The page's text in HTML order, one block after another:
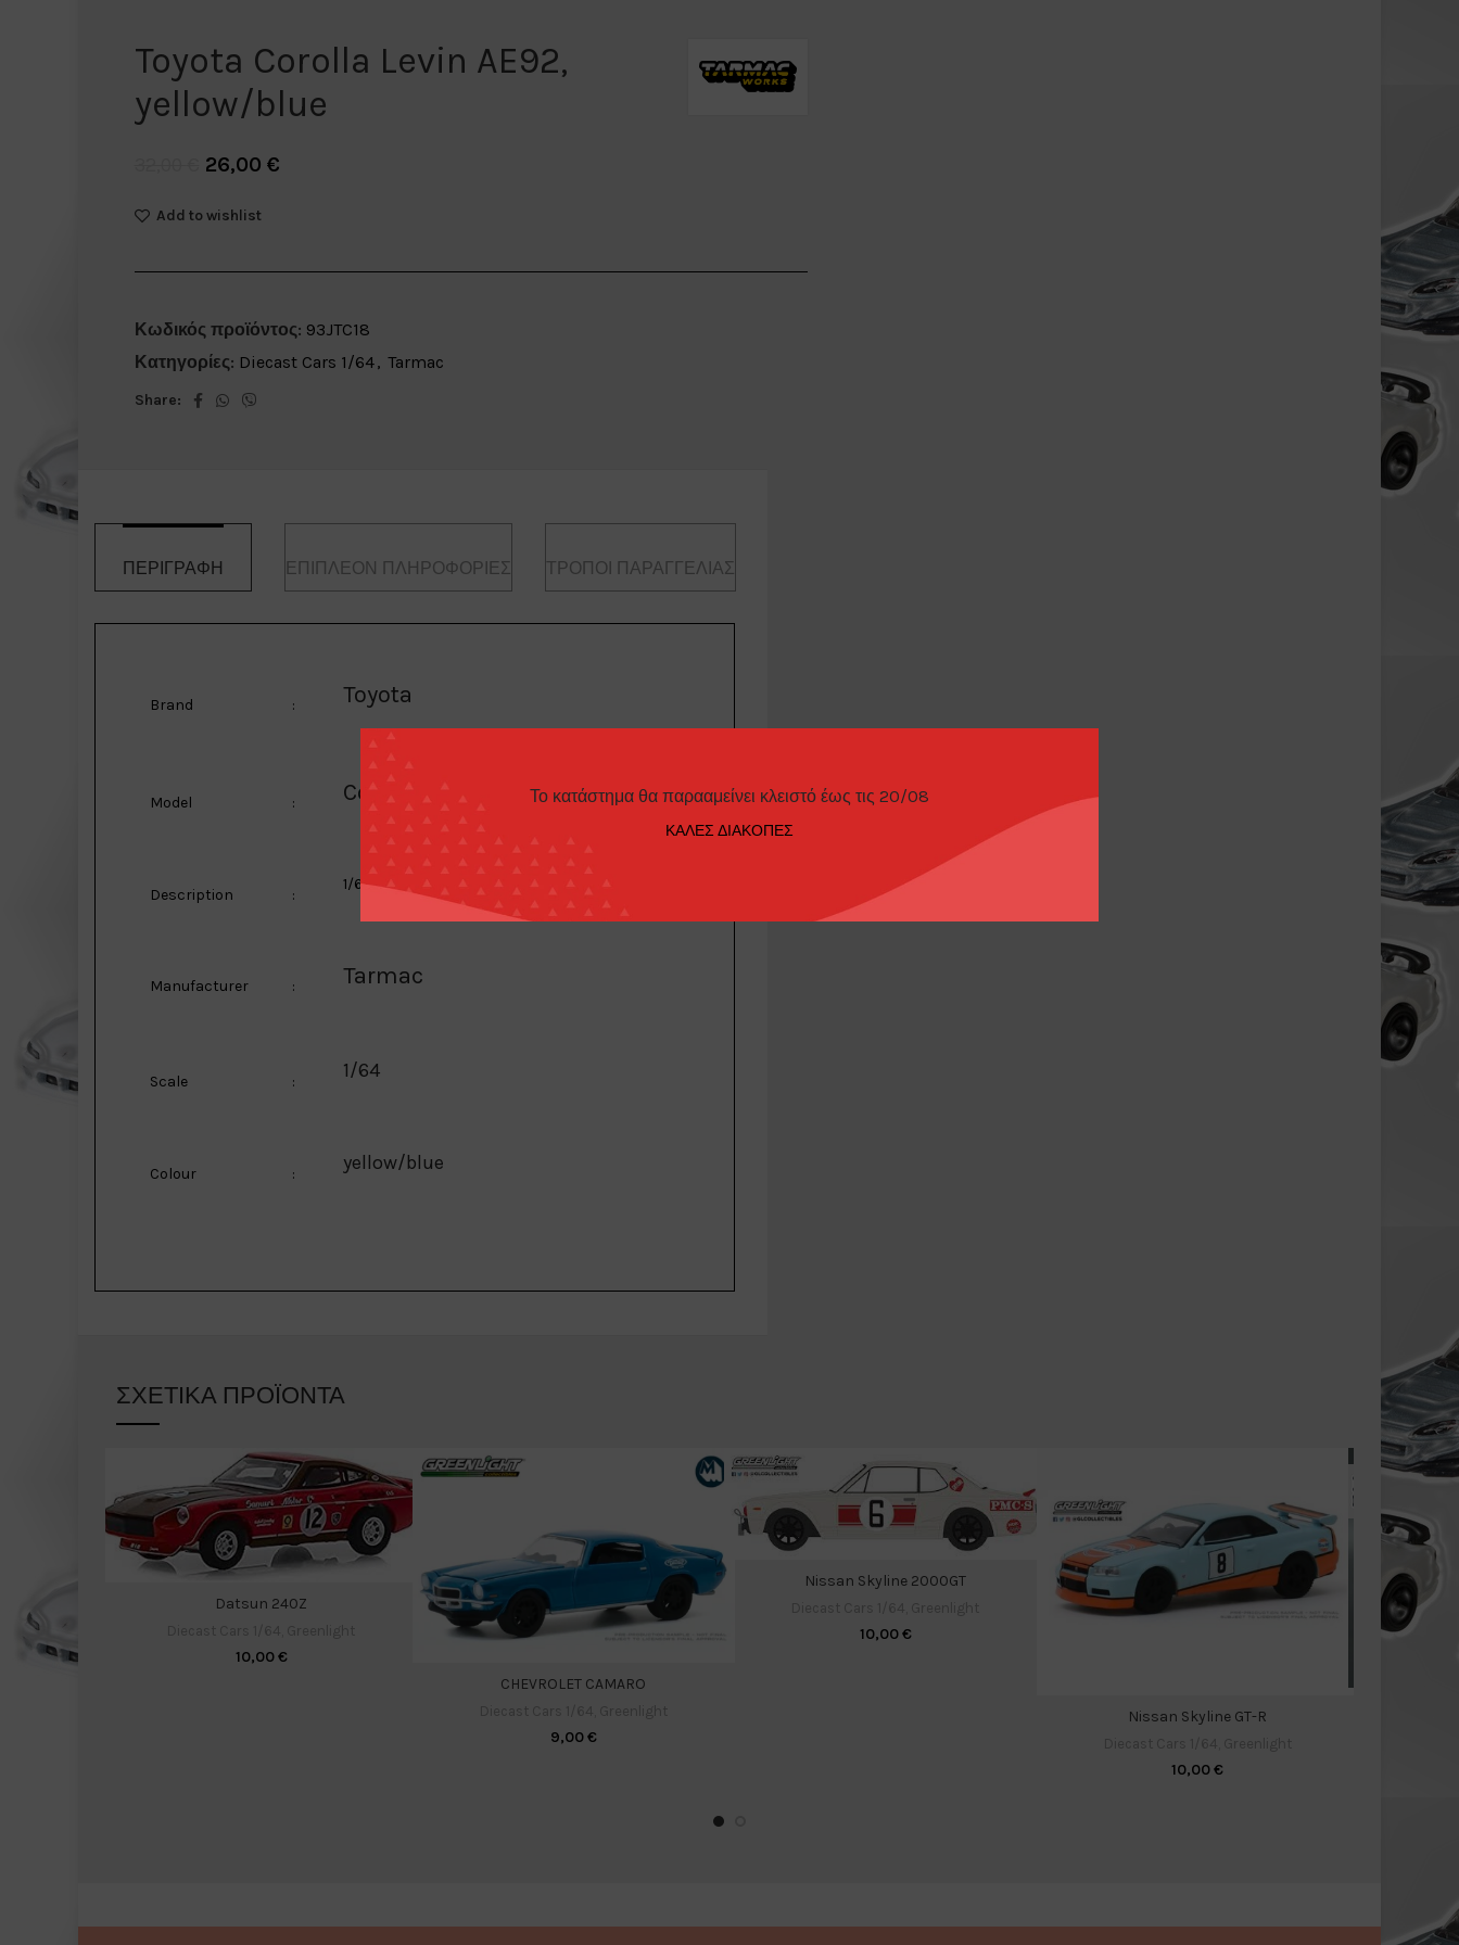
Το κατάστημα θα παρααμείνει κλειστό έως τις 20/08
ΚΑΛΕΣ ΔΙΑΚΟΠΕΣ
Toyota Corolla Levin AE92,
yellow/blue
26,00 €
Add to wishlist
Κωδικός προϊόντος: 93JTC18
Κατηγορίες: Diecast Cars 1/64, Tarmac
Share:
ΠΕΡΙΓΡΑΦΉ ΕΠΙΠΛΈΟΝ ΠΛΗΡΟΦΟΡΊΕΣ ΤΡΌΠΟΙ ΠΑΡΑΓΓΕΛΊΑΣ
Brand : Toyota
Model : Corolla
Description :
1/64 Toyota Corolla Levin AE92, yellow/blue
Manufacturer : Tarmac
Scale : 1/64
Colour : yellow/blue
ΣΧΕΤΙΚΆ ΠΡΟΪΌΝΤΑ
Datsun 240Z
10,00€
CHEVROLET CAMARO
9,00€
Nissan Skyline 2000GT
10,00€
Nissan Skyline GT-R
10,00€